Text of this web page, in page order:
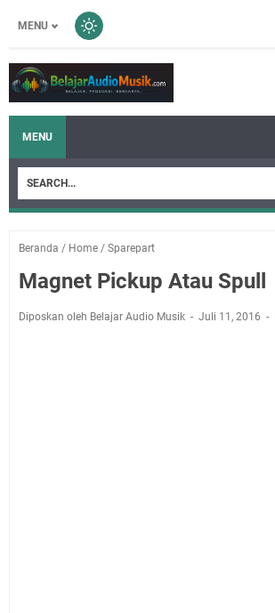
MENU
MENU
Beranda / Home / Sparepart
Magnet Pickup Atau Spull
Diposkan oleh Belajar Audio Musik Juli 11, 2016